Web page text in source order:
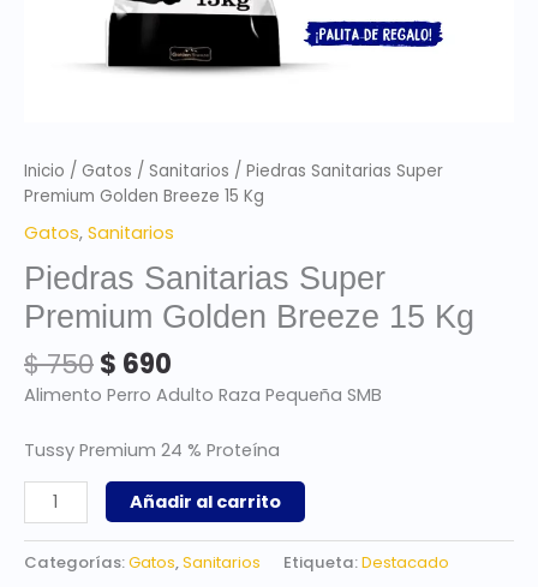
Inicio / Gatos / Sanitarios / Piedras Sanitarias Super
Premium Golden Breeze 15 Kg
Gatos, Sanitarios
Piedras Sanitarias Super
Premium Golden Breeze 15 Kg
$750$ 690
Alimento Perro Adulto Raza Pequeña SMB
Tussy Premium 24 % Proteína
Añadir al carrito
Categorías:Gatos,Sanitarios Etiqueta:Destacado